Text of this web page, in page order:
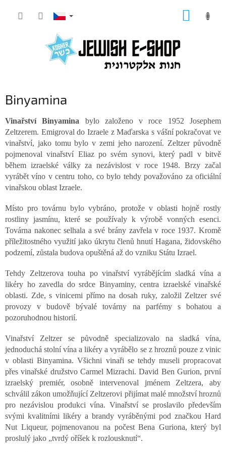
Binyamina
Vinařství Binyamina bylo založeno v roce 1952 Josephem
Zeltzerem. Emigroval do Izraele z Maďarska s vášní pokračovat ve
vinařství, jako tomu bylo v zemi jeho narození. Zeltzer původně
pojmenoval vinařství Eliaz po svém synovi, který padl v bitvě
během izraelské války za nezávislost v roce 1948. Brzy začal
vyrábět víno v centru toho, co bylo tehdy považováno za oficiální
vinařskou oblast Izraele.
Místo pro továrnu bylo vybráno, protože v oblasti hojně rostly
rostliny jasmínu, které se používaly k výrobě vonných esenci.
Továrna nakonec selhala a své brány zavřela v roce 1937. Kromě
příležitostného využití jako úkrytu členů hnutí Hagana, židovského
podzemí, zůstala budova opuštěná až do vzniku Státu Izrael.
Tehdy Zeltzerova touha po vinařství vyrábějícím sladká vína a
likéry ho zavedla do srdce Binyaminy, centra izraelské vinařské
oblasti. Zde, s vinicemi přímo na dosah ruky, založil Zeltzer své
provozy v budově bývalé továrny na parfémy s bohatou a
pozoruhodnou historií.
Vinařství Zeltzer se původně specializovalo na sladká vína,
jednoduchá stolní vína a likéry a vyrábělo se z hroznů pouze z vinic
v oblasti Binyamina. Všichni vinaři se tehdy museli propracovat
přes vinařské družstvo Carmel Mizrachi. David Ben Gurion, první
izraelský premiér, osobně intervenoval jménem Zeltzera, aby
schválil zákon umožňující Zeltzerovi přijímat malé množství hroznů
pro nezávislou produkci vína. Vinařství se proslavilo především
svými kvalitními likéry a brandy vyráběnými pod značkou Hard
Nut Liqueur, pojmenovanou na počest Bena Guriona, který byl
proslulý jako „tvrdý oříšek k rozlousknutí“.